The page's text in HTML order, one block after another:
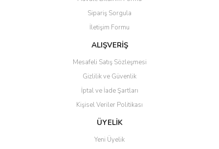
Ürün bilgilerinde hatalar bulunuyor.
Ürün fiyatı diğer sitelerden daha pahalı.
Bu ürüne benzer farklı alternatifler olmalı.
Gönder
Sipariş Sorgula
İletişim Formu
ALIŞVERİŞ
Mesafeli Satış Sözleşmesi
Gizlilik ve Güvenlik
İptal ve İade Şartları
Kişisel Veriler Politikası
ÜYELİK
Yeni Üyelik